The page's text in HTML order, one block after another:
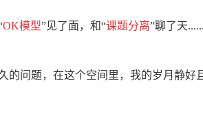
OK模型”见了面，和“课题分离”聊了天
的问题，在这个空间里，我的岁月静好